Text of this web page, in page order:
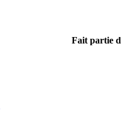
Fait partie